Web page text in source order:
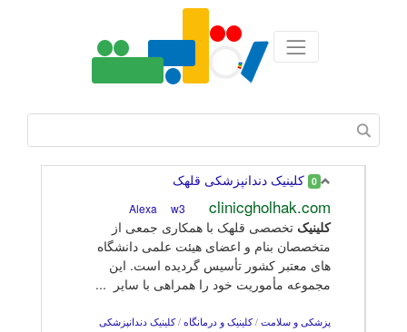
0 کلینیک دندانپزشکی قلهک
clinicgholhak.com
w3
کلینیک تخصصی قلهک با همکاری جمعی از
متخصصان بنام و اعضای هیئت علمی دانشگاه
های معتبر کشور تأسیس گردیده است. این
مجموعه مأموریت خود را همراهی با سایر ...
پزشکی و سلامت /کلینیک و درمانگاه /کلینیک دندانپزشکی